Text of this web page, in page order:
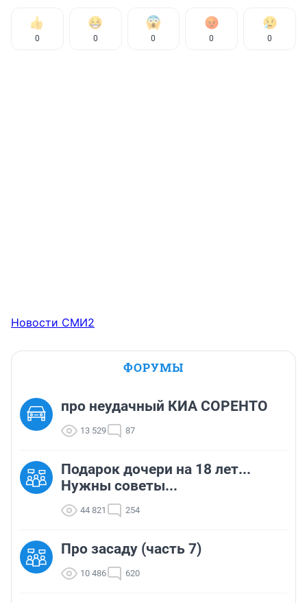
0 0 0 0 0
Новости СМИ2
ФОРУМЫ
про неудачный КИА СОРЕНТО
13 529 87
Подарок дочери на 18 лет...
Нужны советы...
44 821 254
Про засаду (часть 7)
10 486 620